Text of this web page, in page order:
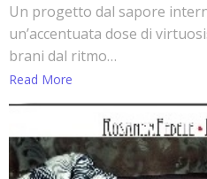
Un progetto dal sapore
un’accentuata dose di
brani dal ritmo…
Read More